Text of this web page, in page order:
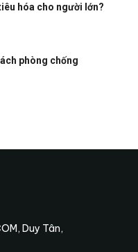
hóa cho người lớn?
phòng chống
Duy Tân,